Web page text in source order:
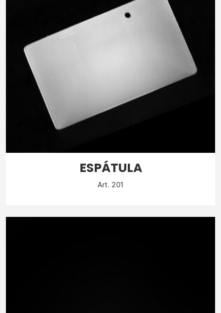
ESPÁTULA
Art. 201